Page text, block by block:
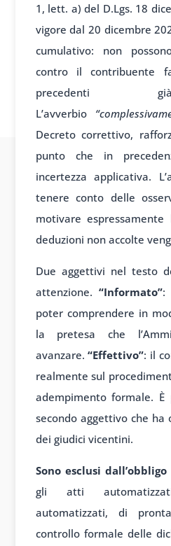
1, lett. a) del D.Lgs. 18
vigore dal 20 dicembre
cumulativo: non
contro il contribuente
precedenti
L’avverbio
Decreto correttivo,
punto che in
incertezza applicativa.
tenere conto delle
motivare
deduzioni non accolte
Due aggettivi nel testo
attenzione. “Informato”:
poter comprendere in
la pretesa che
avanzare.“Effettivo”: il
realmente sul
adempimento formale. È
secondo aggettivo che
dei giudici vicentini.
Sono esclusi dall’obbligo
gli atti
automatizzati, di
controllo formale delle